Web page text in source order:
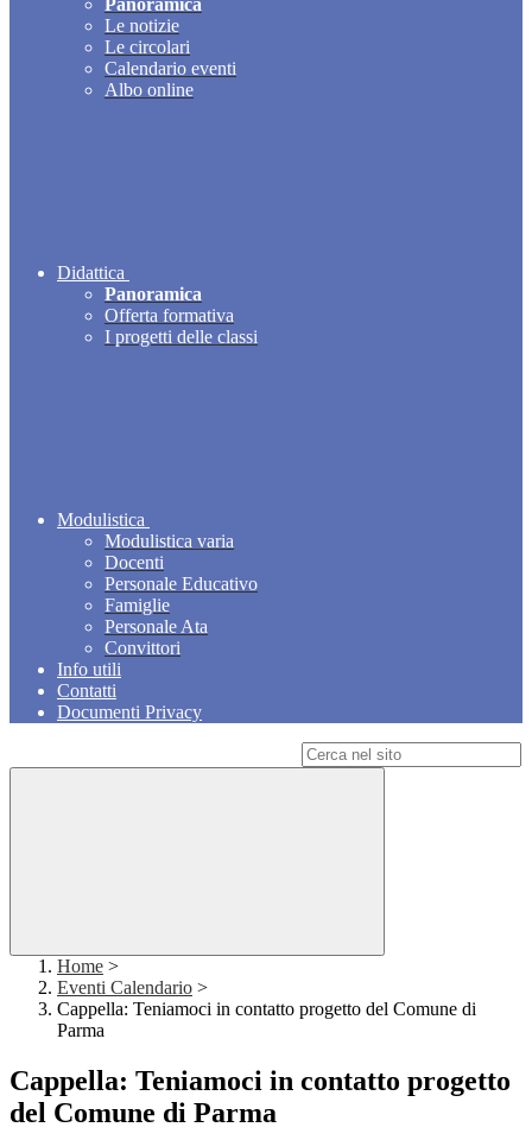
Panoramica
Le notizie
Le circolari
Calendario eventi
Albo online
Didattica
Panoramica
Offerta formativa
I progetti delle classi
Modulistica
Modulistica varia
Docenti
Personale Educativo
Famiglie
Personale Ata
Convittori
Info utili
Contatti
Documenti Privacy
Home >
Eventi Calendario >
Cappella: Teniamoci in contatto progetto del Comune di
Parma
Cappella: Teniamoci in contatto progetto
del Comune di Parma